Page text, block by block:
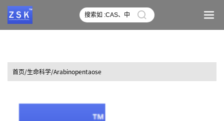
首页/生命科学/Arabinopentaose